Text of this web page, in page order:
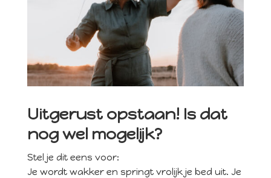
Uitgerust opstaan! Is dat
nog wel mogelijk?
Stel je dit eens voor:
Je wordt wakker en springt vrolijk je bed uit. Je